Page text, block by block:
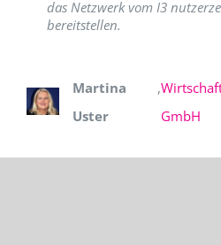
das Netzwerk vom I3
bereitstellen.
Martina
Uster
,
GmbH